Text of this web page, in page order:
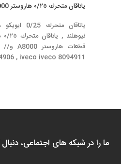
ياتاقان متحرك ٠/٢٥ هاروستر A8000
, iveco iveco 8094911
ما را در شبکه های اجتماعی،